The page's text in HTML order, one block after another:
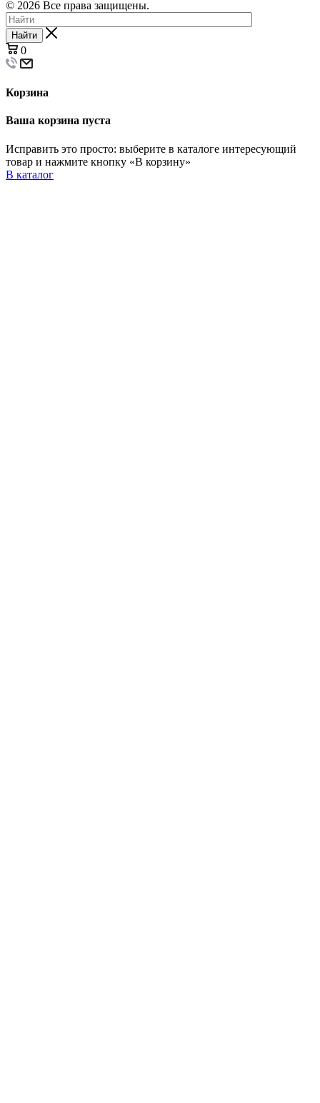
© 2026 Все права защищены.
Найти
0
Корзина
Ваша корзина пуста
Исправить это просто: выберите в каталоге интересующий
товар и нажмите кнопку «В корзину»
В каталог